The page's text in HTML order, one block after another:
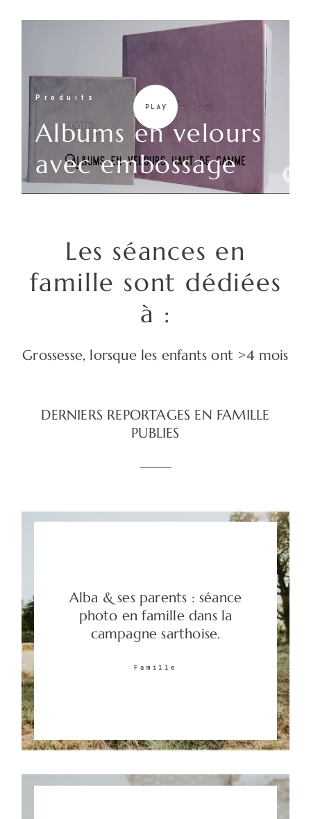
Produits
Albums en velours
avec embossage
Les séances en
famille sont dédiées
à :
Grossesse, lorsque les enfants ont >4 mois
DERNIERS REPORTAGES EN FAMILLE
PUBLIES
Alba & ses parents : séance
photo en famille dans la
campagne sarthoise.
Famille